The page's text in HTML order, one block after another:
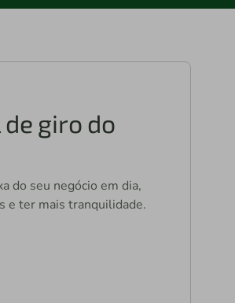
giro do
do seu negócio em dia,
e ter mais tranquilidade.